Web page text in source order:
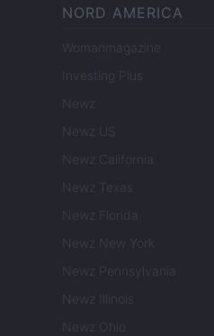
NORD AMERICA
Womanmagazine
Investing Plus
Newz
Newz US
Newz California
Newz Texas
Newz Florida
Newz New York
Newz Pennsylvania
Newz Illinois
Newz Ohio